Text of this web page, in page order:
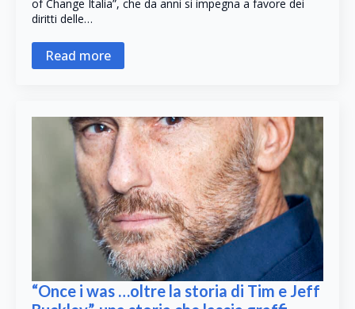
of Change Italia”, che da anni si impegna a favore dei
diritti delle…
Read more
“Once i was …oltre la storia di Tim e Jeff